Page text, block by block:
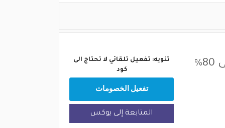
خصم يوكس الجديد 2026 تصل الى 80%
تنويه: تفعيل تلقائي لا تحتاج الى
كود
تفعيل الخصومات
المتابعة إلى يوكس